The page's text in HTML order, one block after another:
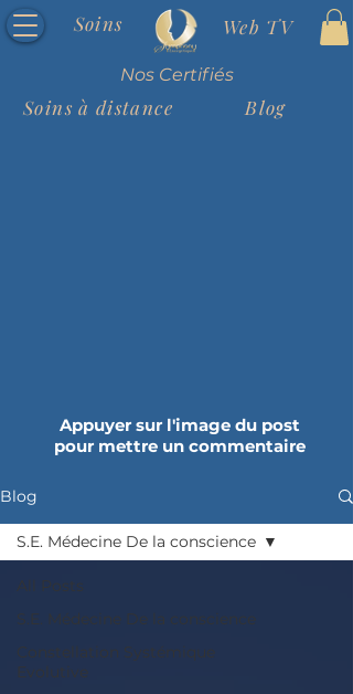
Soins Web TV
Soins à distance Blog
Nos Certifiés
Appuyer sur l'image du post
pour mettre un commentaire
Blog
All Posts
S.E. Médecine De la conscience
Constellation Systémique
Evolutive
S.E. Médecine De la conscience